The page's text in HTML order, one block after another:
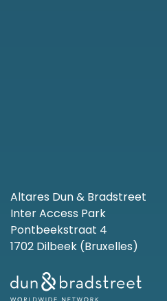
Altares Dun & Bradstreet
Inter Access Park
Pontbeekstraat 4
1702 Dilbeek (Bruxelles)